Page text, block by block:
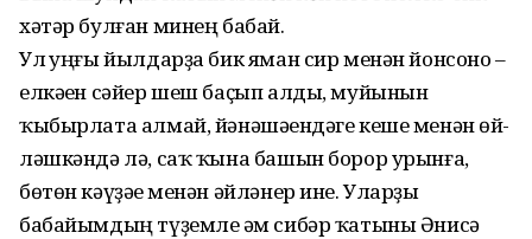
хәтәр булған минең бабай.
Ул һуңғы йылдарҙа бик яман сир менән йонсоно –
елкәһен сәйер шеш баҫып алды, муйынын
ҡыбырлата ал­май, йәнәшәһендәге кеше менән һөй­
ләш­кәндә лә, саҡ ҡына башын борор урынға,
бөтөн кәүҙәһе менән әйләнер ине. Уларҙы
бабайымдың түҙемле һәм сибәр ҡатыны Әнисә